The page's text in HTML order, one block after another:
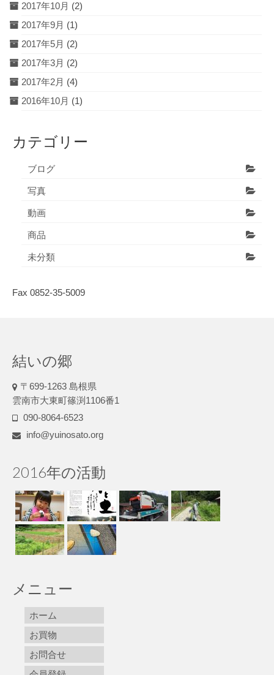
2017年10月 (2)
2017年9月 (1)
2017年5月 (2)
2017年3月 (2)
2017年2月 (4)
2016年10月 (1)
カテゴリー
ブログ
写真
動画
商品
未分類
Fax 0852-35-5009
結いの郷
〒699-1263 島根県
雲南市大東町篠渕1106番1
090-8064-6523
info@yuinosato.org
2016年の活動
メニュー
ホーム
お買物
お問合せ